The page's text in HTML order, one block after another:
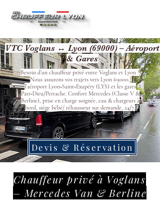
VTC Voglans ↔ Lyon (69000) – Aéroport
& Gares
Besoin d’un chauffeur privé entre Voglans et Lyon ?
Nous assurons vos trajets vers Lyon 69000,
l’aéroport Lyon‑Saint‑Exupéry (LYS) et les gares
Part‑Dieu/Perrache. Confort Mercedes (Classe V &
Berline), prise en charge soignée, eau & chargeurs à
bord, siège bébé/ réhausseur sur demande, 24/7.
Devis & Réservation
Chauffeur privé à Voglans
– Mercedes Van & Berline